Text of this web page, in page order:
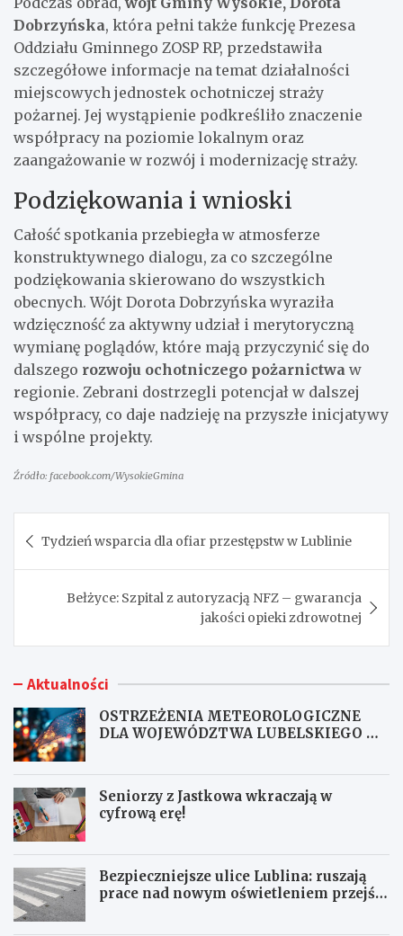
Dobrzyńska, która pełni także funkcję Prezesa
Oddziału Gminnego ZOSP RP, przedstawiła
szczegółowe informacje na temat działalności
miejscowych jednostek ochotniczej straży
pożarnej. Jej wystąpienie podkreśliło znaczenie
współpracy na poziomie lokalnym oraz
zaangażowanie w rozwój i modernizację straży.
Podziękowania i wnioski
Całość spotkania przebiegła w atmosferze
konstruktywnego dialogu, za co szczególne
podziękowania skierowano do wszystkich
obecnych. Wójt Dorota Dobrzyńska wyraziła
wdzięczność za aktywny udział i merytoryczną
wymianę poglądów, które mają przyczynić się do
dalszego rozwoju ochotniczego pożarnictwa w
regionie. Zebrani dostrzegli potencjał w dalszej
współpracy, co daje nadzieję na przyszłe inicjatywy
i wspólne projekty.
Źródło: facebook.com/WysokieGmina
wpisu
Tydzień wsparcia dla ofiar przestępstw w Lublinie
Bełżyce: Szpital z autoryzacją NFZ – gwarancja
jakości opieki zdrowotnej
Aktualności
OSTRZEŻENIA METEOROLOGICZNE
DLA WOJEWÓDZTWA LUBELSKIEGO NR
Seniorzy z Jastkowa wkraczają w
cyfrową erę!
Bezpieczniejsze ulice Lublina: ruszają
prace nad nowym oświetleniem przejść